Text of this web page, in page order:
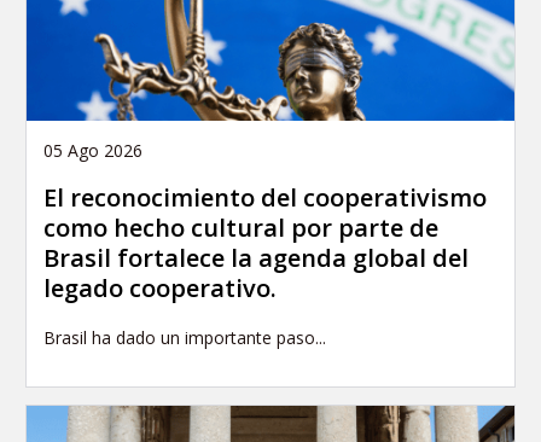
05 Ago 2026
El reconocimiento del cooperativismo
como hecho cultural por parte de
Brasil fortalece la agenda global del
legado cooperativo.
Brasil ha dado un importante paso...